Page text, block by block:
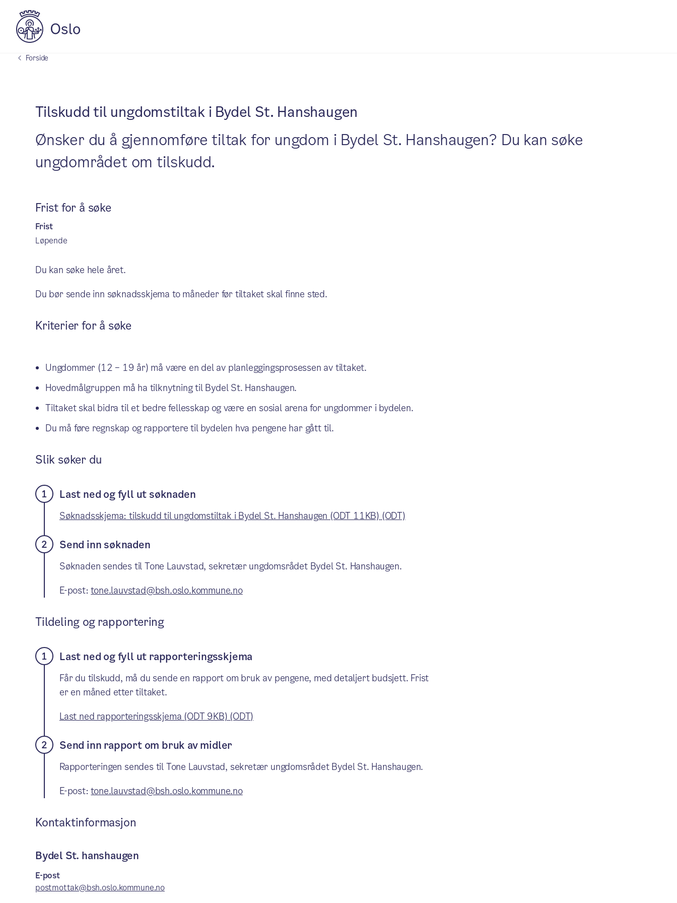
Forside
Tilskudd til ungdomstiltak i Bydel St. Hanshaugen
Ønsker du å gjennomføre tiltak for ungdom i Bydel St. Hanshaugen? Du kan søke
ungdområdet om tilskudd.
Frist for å søke
Frist
Løpende
Du kan søke hele året.
Du bør sende inn søknadsskjema to måneder før tiltaket skal finne sted.
Kriterier for å søke
Ungdommer (12 – 19 år) må være en del av planleggingsprosessen av tiltaket.
Hovedmålgruppen må ha tilknytning til Bydel St. Hanshaugen.
Tiltaket skal bidra til et bedre fellesskap og være en sosial arena for ungdommer i bydelen.
Du må føre regnskap og rapportere til bydelen hva pengene har gått til.
Slik søker du
Last ned og fyll ut søknaden
Søknadsskjema: tilskudd til ungdomstiltak i Bydel St. Hanshaugen (ODT 11KB) (ODT)
Send inn søknaden
Søknaden sendes til Tone Lauvstad, sekretær ungdomsrådet Bydel St. Hanshaugen.
E-post:tone.lauvstad@bsh.oslo.kommune.no
Tildeling og rapportering
Last ned og fyll ut rapporteringsskjema
Får du tilskudd, må du sende en rapport om bruk av pengene, med detaljert budsjett. Frist
er en måned etter tiltaket.
Last ned rapporteringsskjema (ODT 9KB) (ODT)
Send inn rapport om bruk av midler
Rapporteringen sendes til Tone Lauvstad, sekretær ungdomsrådet Bydel St. Hanshaugen.
E-post:tone.lauvstad@bsh.oslo.kommune.no
Kontaktinformasjon
Bydel St. hanshaugen
E-post
postmottak@bsh.oslo.kommune.no